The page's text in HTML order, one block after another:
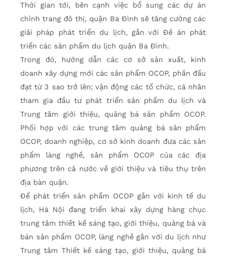
Thời gian tới, bên cạnh việc bổ sung các dự án
chỉnh trang đô thị, quận Ba Đình sẽ tăng cường các
giải pháp phát triển du lịch, gắn với Đề án phát
triển các sản phẩm du lịch quận Ba Đình.
Trong đó, hướng dẫn các cơ sở sản xuất, kinh
doanh xây dựng mới các sản phẩm OCOP, phấn đấu
đạt từ 3 sao trở lên; vận động các tổ chức, cá nhân
tham gia đầu tư phát triển sản phẩm du lịch và
Trung tâm giới thiệu, quảng bá sản phẩm OCOP.
Phối hợp với các trung tâm quảng bá sản phẩm
OCOP, doanh nghiệp, cơ sở kinh doanh đưa các sản
phẩm làng nghề, sản phẩm OCOP của các địa
phương trên cả nước về giới thiệu và tiêu thụ trên
địa bàn quận.
Để phát triển sản phẩm OCOP gắn với kinh tế du
lịch, Hà Nội đang triển khai xây dựng hàng chục
trung tâm thiết kế sáng tạo, giới thiệu, quảng bá và
bán sản phẩm OCOP, làng nghề gắn với du lịch như
Trung tâm Thiết kế sáng tạo, giới thiệu, quảng bá